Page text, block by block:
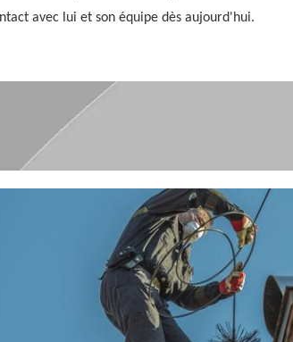
avec lui et son équipe dès aujourd'hui.